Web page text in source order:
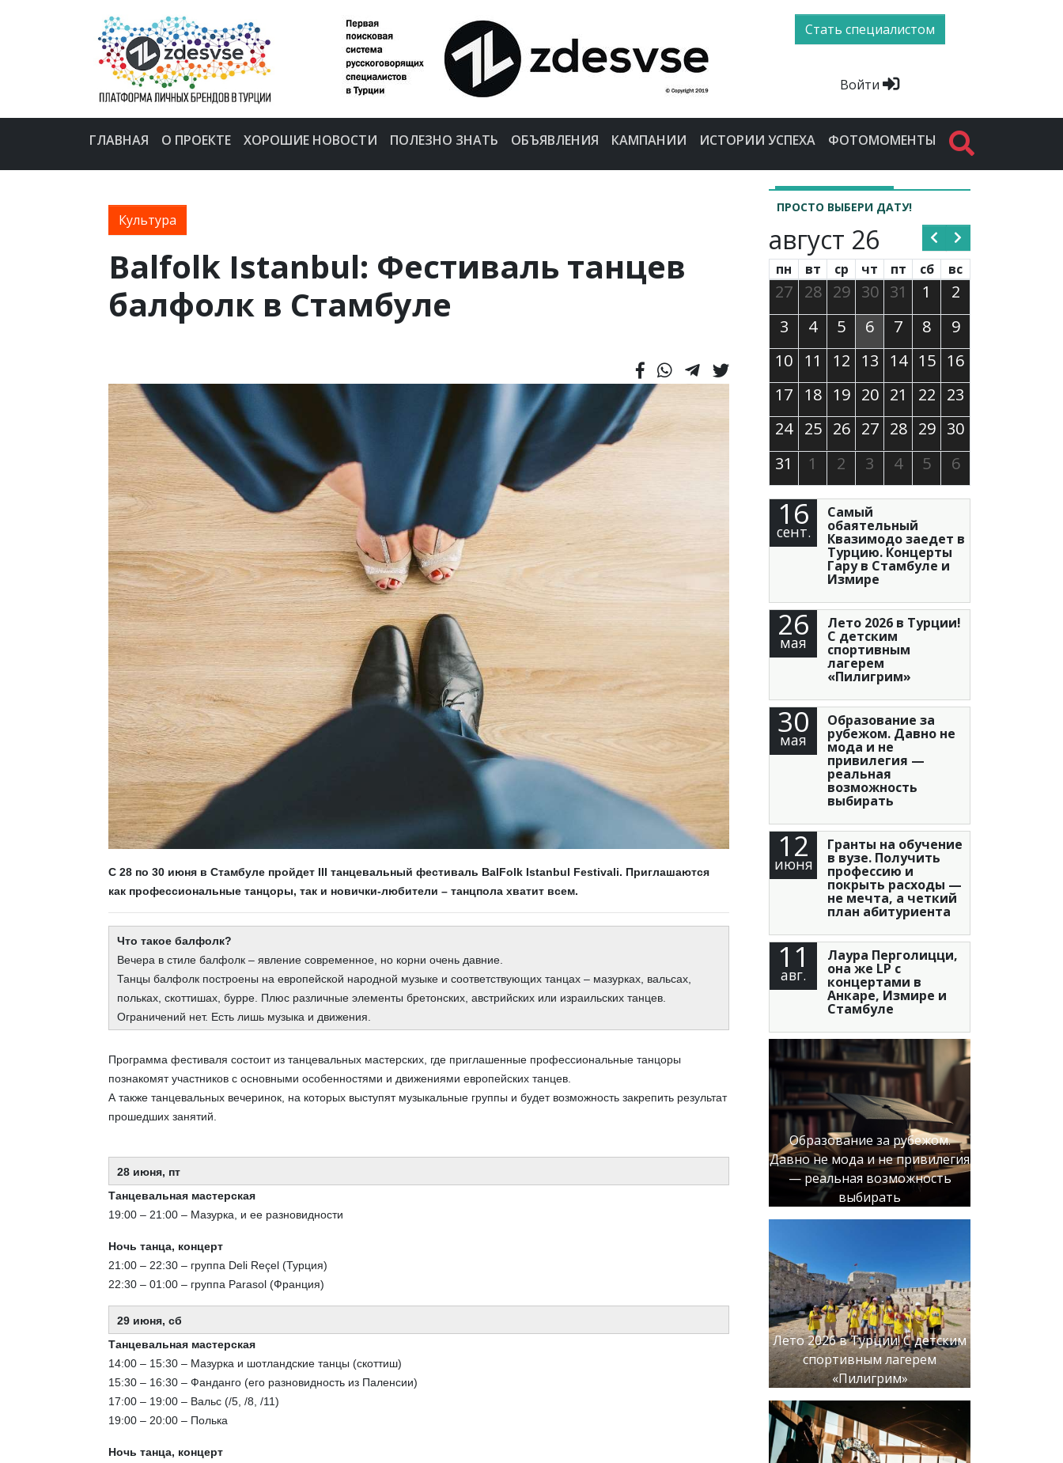
Стать специалистом
Войти
ГЛАВНАЯ О ПРОЕКТЕ ХОРОШИЕ НОВОСТИ ПОЛЕЗНО ЗНАТЬ ОБЪЯВЛЕНИЯ КАМПАНИИ ИСТОРИИ УСПЕХА ФОТОМОМЕНТЫ
Культура
Balfolk Istanbul: Фестиваль танцев
балфолк в Стамбуле
С 28 по 30 июня в Стамбуле пройдет III танцевальный фестиваль BalFolk Istanbul Festivali. Приглашаются
как профессиональные танцоры, так и новички-любители – танцпола хватит всем.
Что такое балфолк?
Вечера в стиле балфолк – явление современное, но корни очень давние.
Танцы балфолк построены на европейской народной музыке и соответствующих танцах – мазурках, вальсах,
польках, скоттишах, бурре. Плюс различные элементы бретонских, австрийских или израильских танцев.
Ограничений нет. Есть лишь музыка и движения.
Программа фестиваля состоит из танцевальных мастерских, где приглашенные профессиональные танцоры
познакомят участников с основными особенностями и движениями европейских танцев.
А также танцевальных вечеринок, на которых выступят музыкальные группы и будет возможность закрепить результат
прошедших занятий.
28 июня, пт
Танцевальная мастерская
19:00 – 21:00 – Мазурка, и ее разновидности
Ночь танца, концерт
21:00 – 22:30 – группа Deli Reçel (Турция)
22:30 – 01:00 – группа Parasol (Франция)
29 июня, сб
Танцевальная мастерская
14:00 – 15:30 – Мазурка и шотландские танцы (скоттиш)
15:30 – 16:30 – Фанданго (его разновидность из Паленсии)
17:00 – 19:00 – Вальс (/5, /8, /11)
19:00 – 20:00 – Полька
Ночь танца, концерт
ПРОСТО ВЫБЕРИ ДАТУ!
август 26
пн вт ср чт пт сб вс
27 28 29 30 31 1
2
3
4 5 6 7 8
9
10 11 12 13 14 15 16
17 18 19 20 21 22 23
24 25 26 27 28 29 30
31
1 2 3 4 5 6
16
сент.
Самый
обаятельный
Квазимодо заедет в
Турцию. Концерты
Гару в Стамбуле и
Измире
26
мая
Лето 2026 в Турции!
С детским
спортивным
лагерем
«Пилигрим»
30
мая
Образование за
рубежом. Давно не
мода и не
привилегия —
реальная
возможность
выбирать
12
июня
Гранты на обучение
в вузе. Получить
профессию и
покрыть расходы —
не мечта, а четкий
план абитуриента
11
авг.
Лаура Перголицци,
она же LP с
концертами в
Анкаре, Измире и
Стамбуле
Образование за рубежом.
Давно не мода и не привилегия
— реальная возможность
выбирать
Лето 2026 в Турции! С детским
спортивным лагерем
«Пилигрим»